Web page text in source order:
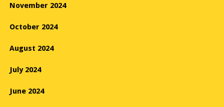
November 2024
October 2024
August 2024
July 2024
June 2024